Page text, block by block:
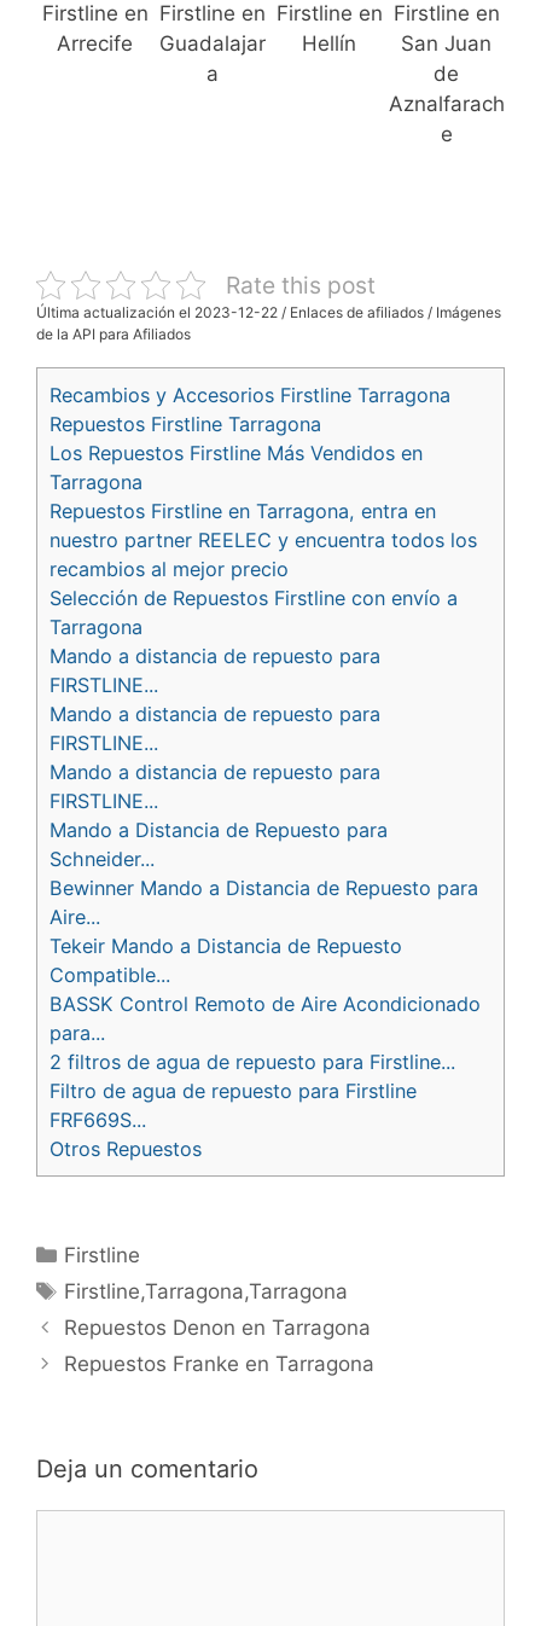
Firstline en
Arrecife
Firstline en
Guadalajar
a
Firstline en
Hellín
Firstline en
San Juan
de
Aznalfarach
e
Rate this post
Última actualización el 2023-12-22 / Enlaces de afiliados / Imágenes
de la API para Afiliados
Recambios y Accesorios Firstline Tarragona
Repuestos Firstline Tarragona
Los Repuestos Firstline Más Vendidos en
Tarragona
Repuestos Firstline en Tarragona, entra en
nuestro partner REELEC y encuentra todos los
recambios al mejor precio
Selección de Repuestos Firstline con envío a
Tarragona
Mando a distancia de repuesto para
FIRSTLINE...
Mando a distancia de repuesto para
FIRSTLINE...
Mando a distancia de repuesto para
FIRSTLINE...
Mando a Distancia de Repuesto para
Schneider...
Bewinner Mando a Distancia de Repuesto para
Aire...
Tekeir Mando a Distancia de Repuesto
Compatible...
BASSK Control Remoto de Aire Acondicionado
para...
2 filtros de agua de repuesto para Firstline...
Filtro de agua de repuesto para Firstline
FRF669S...
Otros Repuestos
Categorías
Firstline
Etiquetas
Firstline,Tarragona,Tarragona
Navegación
de
entradas
Repuestos Denon en Tarragona
Repuestos Franke en Tarragona
Deja un comentario